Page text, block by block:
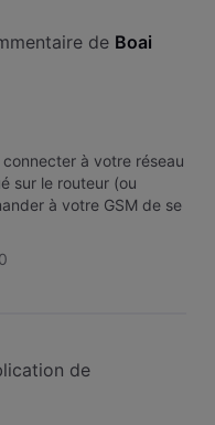
de Boai
à votre réseau
sur le routeur (ou
à votre GSM de se
0
de